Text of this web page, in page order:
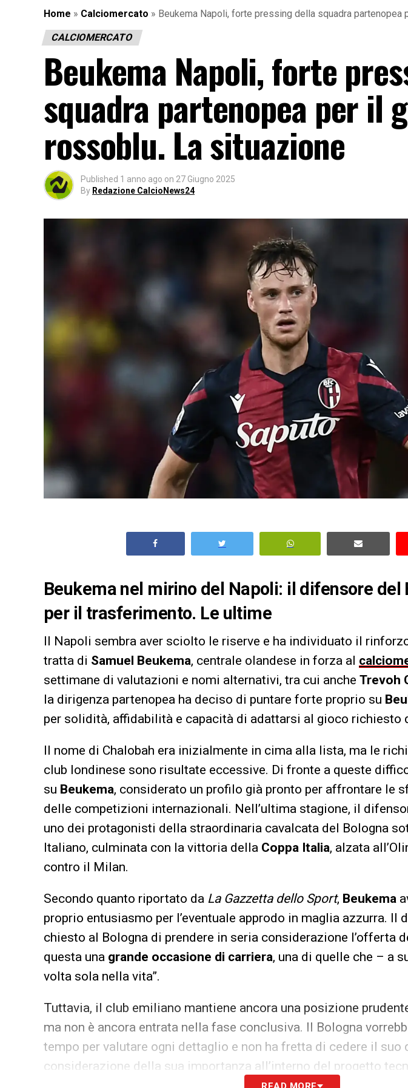
Home » Calciomercato » Beukema Napoli, forte pressing della squadra
CALCIOMERCATO
Beukema Napoli, forte
squadra partenopea per il
rossoblu. La situazione
Published 1 anno ago on 27 Giugno 2025
By Redazione CalcioNews24
Beukema nel mirino del Napoli: il difensore del
per il trasferimento. Le ultime
Il Napoli sembra aver sciolto le riserve e ha individuato il
tratta di Samuel Beukema, centrale olandese in forza al
settimane di valutazioni e nomi alternativi, tra cui anche Trevoh
la dirigenza partenopea ha deciso di puntare forte proprio su
per solidità, affidabilità e capacità di adattarsi al gioco richiesto
Il nome di Chalobah era inizialmente in cima alla lista, ma le
club londinese sono risultate eccessive. Di fronte a queste
su Beukema, considerato un profilo già pronto per affrontare le
delle competizioni internazionali. Nell’ultima stagione, il
uno dei protagonisti della straordinaria cavalcata del Bologna
Italiano, culminata con la vittoria della Coppa Italia, alzata
contro il Milan.
Secondo quanto riportato da La Gazzetta dello Sport, Beukema
proprio entusiasmo per l’eventuale approdo in maglia azzurra. Il
chiesto al Bologna di prendere in seria considerazione l’offerta
questa una grande occasione di carriera, una di quelle che – a
volta sola nella vita”.
Tuttavia, il club emiliano mantiene ancora una posizione
ma non è ancora entrata nella fase conclusiva. Il Bologna
tempo per valutare ogni dettaglio e non ha fretta di cedere il suo
considerazione della sua importanza all’interno del progetto